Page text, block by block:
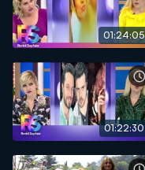
01:24:05
01:22:30